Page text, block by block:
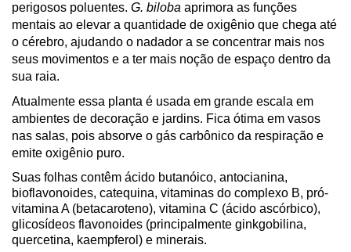
perigosos poluentes. G. biloba aprimora as funções
mentais ao elevar a quantidade de oxigênio que chega até
o cérebro, ajudando o nadador a se concentrar mais nos
seus movimentos e a ter mais noção de espaço dentro da
sua raia.
Atualmente essa planta é usada em grande escala em
ambientes de decoração e jardins. Fica ótima em vasos
nas salas, pois absorve o gás carbônico da respiração e
emite oxigênio puro.
Suas folhas contêm ácido butanóico, antocianina,
bioflavonoides, catequina, vitaminas do complexo B, pró-
vitamina A (betacaroteno), vitamina C (ácido ascórbico),
glicosídeos flavonoides (principalmente ginkgobilina,
quercetina, kaempferol) e minerais.